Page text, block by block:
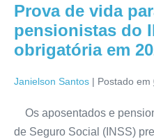
Prova de vida
pensionistas do
obrigatória em
Janielson Santos | Postado em
Os aposentados e
de Seguro Social (INSS)